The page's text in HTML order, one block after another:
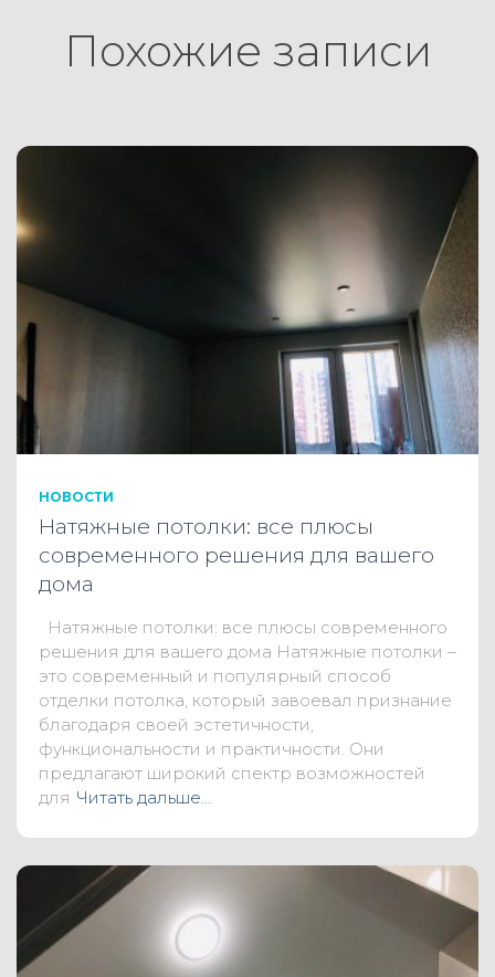
Похожие записи
НОВОСТИ
Натяжные потолки: все плюсы
современного решения для вашего
дома
Натяжные потолки: все плюсы современного
решения для вашего дома Натяжные потолки –
это современный и популярный способ
отделки потолка, который завоевал признание
благодаря своей эстетичности,
функциональности и практичности. Они
предлагают широкий спектр возможностей
для Читать дальше…